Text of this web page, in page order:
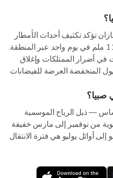
تؤكد تكثيف أحداث الأمطار
الغزيرة. أغسطس 2024 شهد 114 ملم في يوم واحد عبر المنطقة.
في أضرار الممتلكات وإغلاق
المنخفضة العرضة للفيضانات
— ذيل الرياح الموسمية
من نوفمبر إلى مارس خفيفة
أوائل يوليو هي فترة الانتقال